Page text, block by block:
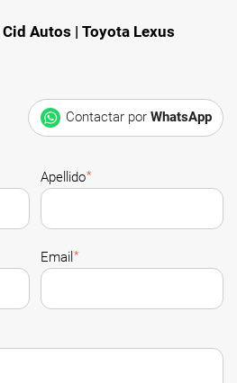
Cid Autos | Toyota Lexus
Contactar por WhatsApp
Apellido*
Email *